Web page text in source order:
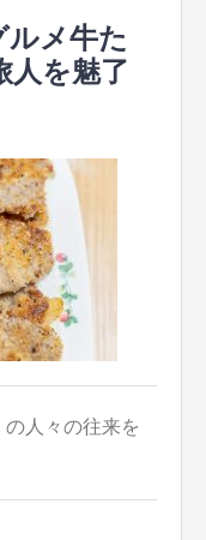
ルメ牛た
人を魅了
人々の往来を